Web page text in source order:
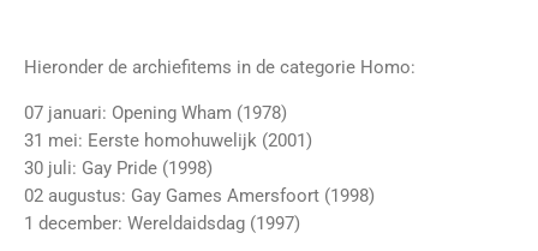
Hieronder de archiefitems in de categorie Homo:
07 januari: Opening Wham (1978)
31 mei: Eerste homohuwelijk (2001)
30 juli: Gay Pride (1998)
02 augustus: Gay Games Amersfoort (1998)
1 december: Wereldaidsdag (1997)